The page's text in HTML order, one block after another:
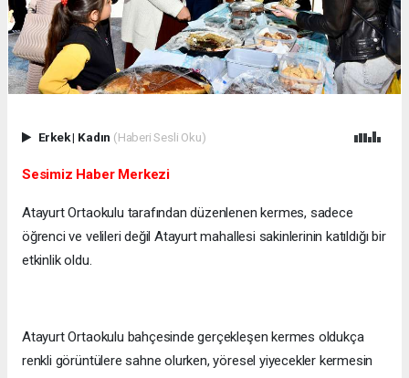
Erkek| Kadın (Haberi Sesli Oku)
Sesimiz Haber Merkezi
Atayurt Ortaokulu tarafından düzenlenen kermes, sadece
öğrenci ve velileri değil Atayurt mahallesi sakinlerinin katıldığı bir
etkinlik oldu.
Atayurt Ortaokulu bahçesinde gerçekleşen kermes oldukça
renkli görüntülere sahne olurken, yöresel yiyecekler kermesin